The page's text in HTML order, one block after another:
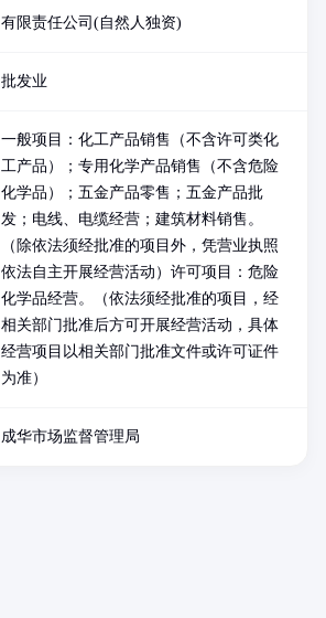
有限责任公司(自然人独资)
批发业
一般项目：化工产品销售（不含许可类化
工产品）；专用化学产品销售（不含危险
化学品）；五金产品零售；五金产品批
发；电线、电缆经营；建筑材料销售。
（除依法须经批准的项目外，凭营业执照
依法自主开展经营活动）许可项目：危险
化学品经营。（依法须经批准的项目，经
相关部门批准后方可开展经营活动，具体
经营项目以相关部门批准文件或许可证件
为准）
成华市场监督管理局